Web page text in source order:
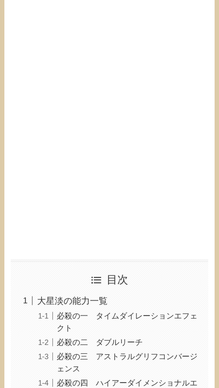
目次
大星淡の能力一覧
必殺の一 タイムダイレーションエフェ
クト
必殺の二 ダブルリーチ
必殺の三 アストラルグリフコンバージ
ェンス
必殺の四 ハイアーダイメンショナルエ